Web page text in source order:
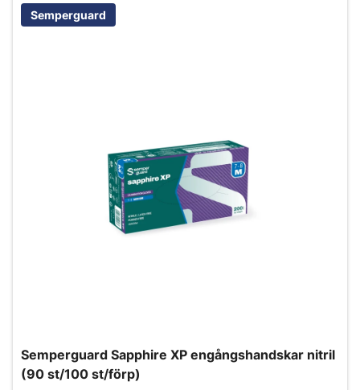
Semperguard
Semperguard Sapphire XP engångshandskar nitril
(90 st/100 st/förp)